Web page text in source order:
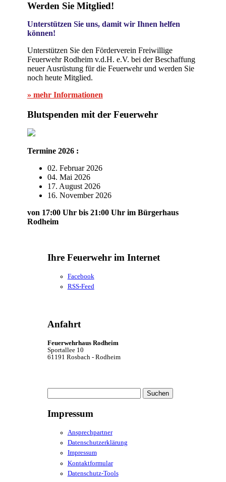
Werden Sie Mitglied!
Unterstützen Sie uns, damit wir Ihnen helfen
können!
Unterstützen Sie den Förderverein Freiwillige
Feuerwehr Rodheim v.d.H. e.V. bei der Beschaffung
neuer Ausrüstung für die Feuerwehr und werden Sie
noch heute Mitglied.
» mehr Informationen
Blutspenden mit der Feuerwehr
Termine 2026 :
02. Februar 2026
04. Mai 2026
17. August 2026
16. November 2026
von 17:00 Uhr bis 21:00 Uhr im Bürgerhaus
Rodheim
Ihre Feuerwehr im Internet
Facebook
RSS-Feed
Anfahrt
Feuerwehrhaus Rodheim
Sportallee 10
61191 Rosbach - Rodheim
nach:
Impressum
Ansprechpartner
Datenschutzerklärung
Impressum
Kontaktformular
Datenschutz-Tools